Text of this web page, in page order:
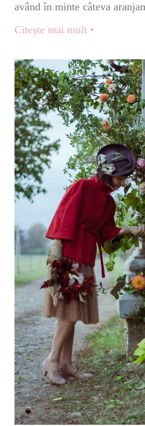
având în minte câteva
Citește mai mult •